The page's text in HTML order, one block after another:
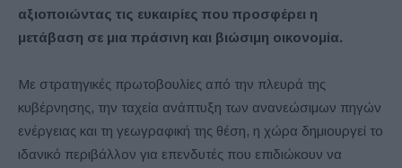
αξιοποιώντας τις ευκαιρίες που προσφέρει η
μετάβαση σε μια πράσινη και βιώσιμη οικονομία.
Με στρατηγικές πρωτοβουλίες από την πλευρά της
κυβέρνησης, την ταχεία ανάπτυξη των ανανεώσιμων πηγών
ενέργειας και τη γεωγραφική της θέση, η χώρα δημιουργεί το
ιδανικό περιβάλλον για επενδυτές που επιδιώκουν να